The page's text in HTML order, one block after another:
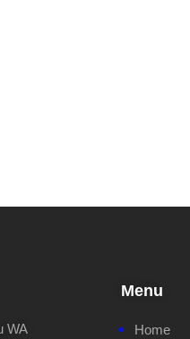
WA
Menu
Home